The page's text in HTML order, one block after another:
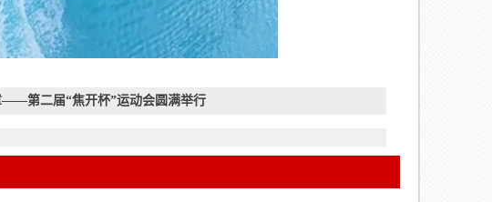
——第二届“焦开杯”运动会圆满举行